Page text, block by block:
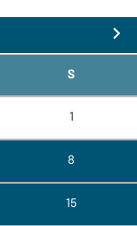
S
1
8
15